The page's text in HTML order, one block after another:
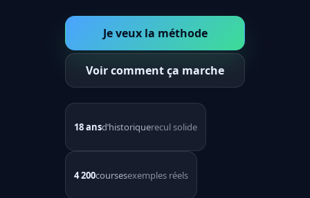
Je veux la méthode
Voir comment ça marche
18 ansd’historiquerecul solide
4 200coursesexemples réels